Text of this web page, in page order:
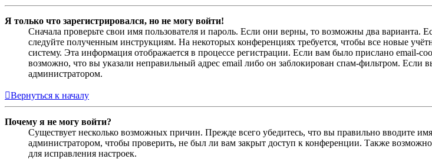
Я только что зарегистрировался, но не могу войти!
Сначала проверьте свои имя пользователя и пароль. Если они верны, то возможны два
следуйте полученным инструкциям. На некоторых конференциях требуется, чтобы все новые
систему. Эта информация отображается в процессе регистрации. Если вам было прислано
возможно, что вы указали неправильный адрес email либо он заблокирован спам-фильтром. Если
администратором.
Вернуться к началу
Почему я не могу войти?
Существует несколько возможных причин. Прежде всего убедитесь, что вы правильно вводите
администратором, чтобы проверить, не был ли вам закрыт доступ к конференции. Также
для исправления настроек.